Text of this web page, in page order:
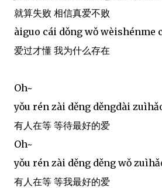
就算失败 相信真爱不败
àiguo cái dǒng wǒ wèishénme
爱过才懂 我为什么存在
Oh~
yǒu rén zài děng děngdài
有人在等 等待最好的爱
Oh~
yǒu rén zài děng děng wǒ
有人在等 等我最好的爱